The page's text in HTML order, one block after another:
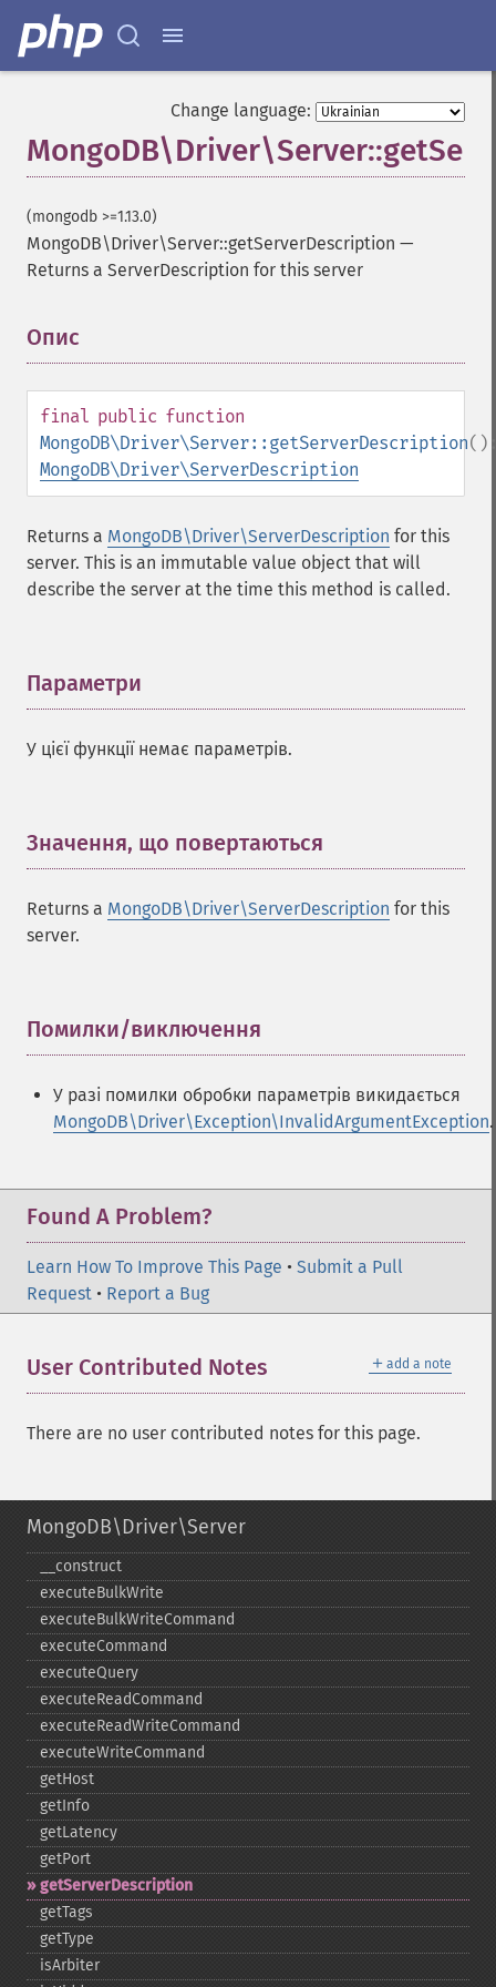
Change language:
(mongodb >=1.13.0)
MongoDB\Driver\Server::getServerDescription —
Returns a ServerDescription for this server
Опис
final public function
MongoDB\Driver\Server::getServerDescription
MongoDB\Driver\ServerDescription
Returns a MongoDB\Driver\ServerDescription for this
server. This is an immutable value object that will
describe the server at the time this method is called.
Параметри
У цієї функції немає параметрів.
Значення, що повертаються
Returns a MongoDB\Driver\ServerDescription for this
server.
Помилки/виключення
У разі помилки обробки параметрів викидається
MongoDB\Driver\Exception\InvalidArgumentException.
Found A Problem?
Learn How To Improve This Page • Submit a Pull
Request • Report a Bug
＋ add a note
User Contributed Notes
There are no user contributed notes for this page.
MongoDB\Driver\Server
_​_​construct
executeBulkWrite
executeBulkWriteCommand
executeCommand
executeQuery
executeReadCommand
executeReadWriteCommand
executeWriteCommand
getHost
getInfo
getLatency
getPort
getServerDescription
getTags
getType
isArbiter